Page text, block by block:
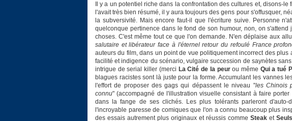
Il y a un potentiel riche dans la confrontation des cultures et, disons-
l'avait très bien résumé, il y aura toujours des gens pour s'offusquer,
la subversivité. Mais encore faut-il que l'écriture suive. Personne
quelconque pertinence dans le fond de son humour, non, on
choses. C'est même tout ce que l'on demande. N'en déplaise aux
salutaire et libérateur face à l'éternel retour du refoulé France
auteurs du film, dans un point de vue politiquement incorrect des plus
facilité et indigence du scénario, vulgaire succession de saynètes
intrigue de serial killer (merci La Cité de la peurou même Qui a tué
blagues racistes sont là juste pour la forme. Accumulant les vannes
l'effort de proposer des gags qui dépassent le niveau "les Chinois
connu" (accompagné de l'illustration visuelle consistant à faire
dans la fange de ses clichés. Les plus tolérants parleront d'auto-
l'incroyable paresse de comiques que l'on a connu beaucoup plus
des essais autrement plus originaux et réussis comme Steak et